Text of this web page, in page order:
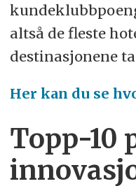
altså de fleste
destinasjonene
Her kan du se
Topp-10